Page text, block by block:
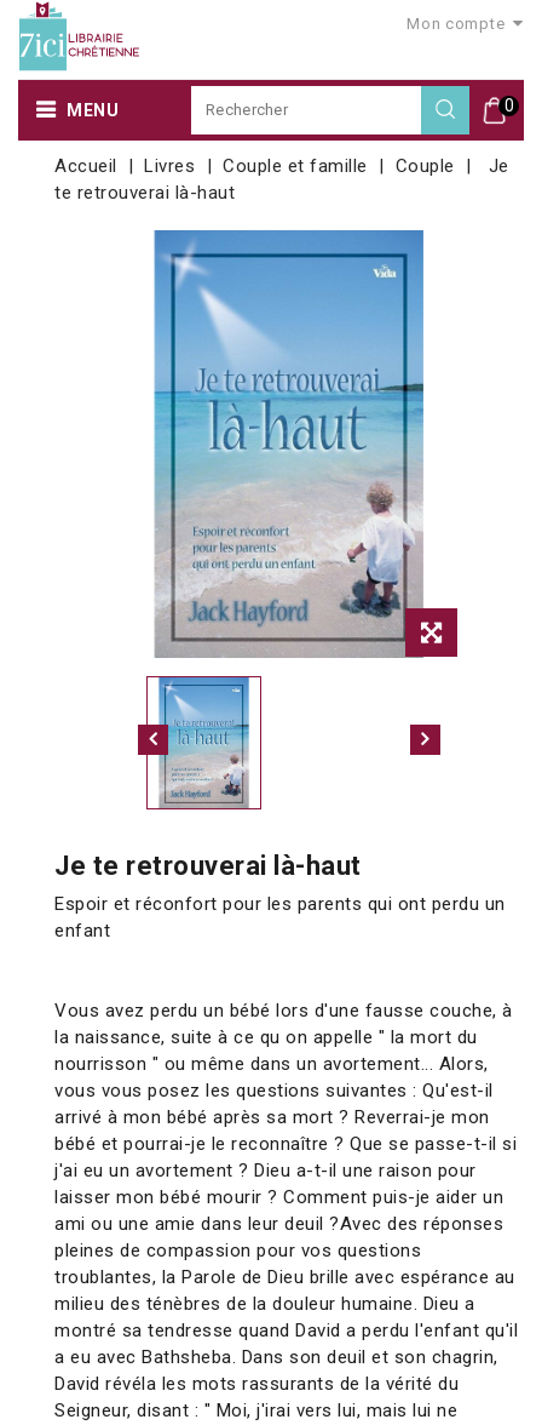
Mon compte
0
MENU
Accueil Livres Couple et famille Couple
Je
te retrouverai là-haut
Je te retrouverai là-haut
Espoir et réconfort pour les parents qui ont perdu un
enfant
Vous avez perdu un bébé lors d'une fausse couche, à
la naissance, suite à ce qu on appelle " la mort du
nourrisson " ou même dans un avortement... Alors,
vous vous posez les questions suivantes : Qu'est-il
arrivé à mon bébé après sa mort ? Reverrai-je mon
bébé et pourrai-je le reconnaître ? Que se passe-t-il si
j'ai eu un avortement ? Dieu a-t-il une raison pour
laisser mon bébé mourir ? Comment puis-je aider un
ami ou une amie dans leur deuil ?Avec des réponses
pleines de compassion pour vos questions
troublantes, la Parole de Dieu brille avec espérance au
milieu des ténèbres de la douleur humaine. Dieu a
montré sa tendresse quand David a perdu l'enfant qu'il
a eu avec Bathsheba. Dans son deuil et son chagrin,
David révéla les mots rassurants de la vérité du
Seigneur, disant : " Moi, j'irai vers lui, mais lui ne